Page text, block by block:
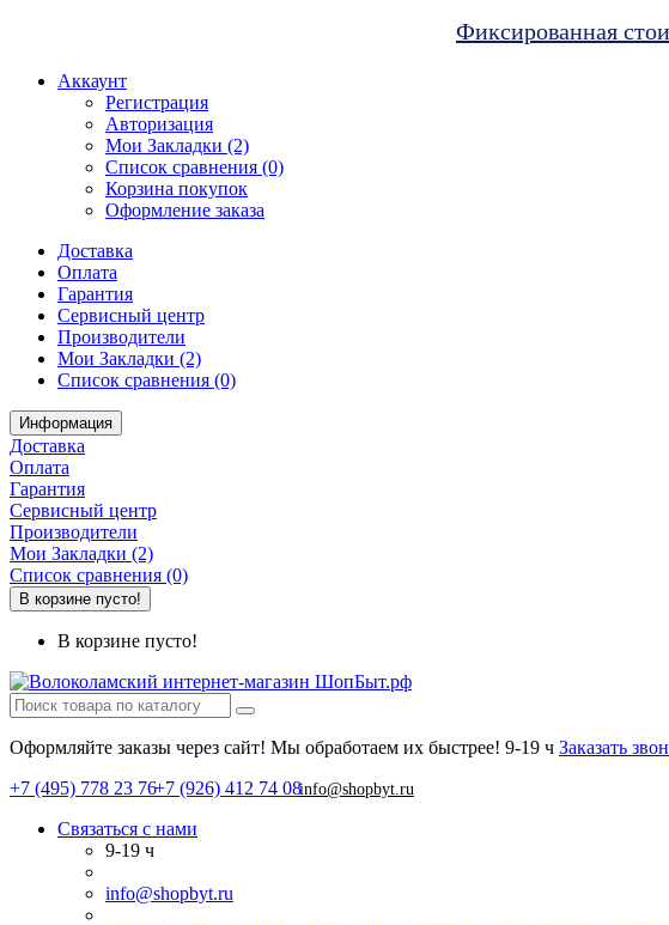
Фиксированная
Аккаунт
Регистрация
Авторизация
Мои Закладки (2)
Список сравнения (0)
Корзина покупок
Оформление заказа
Доставка
Оплата
Гарантия
Сервисный центр
Производители
Мои Закладки (2)
Список сравнения (0)
Информация
Доставка
Оплата
Гарантия
Сервисный центр
Производители
Мои Закладки (2)
Список сравнения (0)
В корзине пусто!
В корзине пусто!
Оформляйте заказы через сайт! Мы обработаем их быстрее! 9-19 ч Заказать
+7 (495) 778 23 76+7 (926) 412 74 08info@shopbyt.ru
Связаться с нами
9-19 ч
info@shopbyt.ru